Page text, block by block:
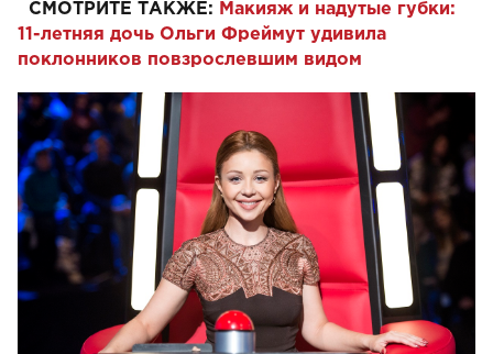
СМОТРИТЕ ТАКЖЕ: Макияж и надутые губки:
11-летняя дочь Ольги Фреймут удивила
поклонников повзрослевшим видом